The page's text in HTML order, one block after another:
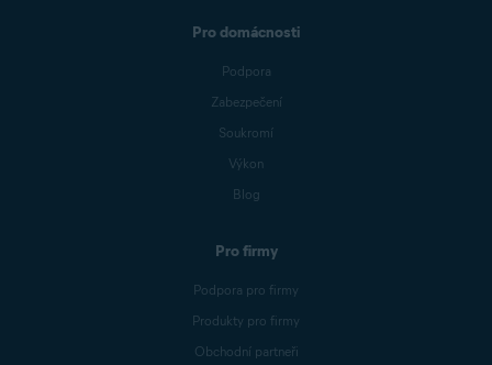
Pro domácnosti
Podpora
Zabezpečení
Soukromí
Výkon
Blog
Pro firmy
Podpora pro firmy
Produkty pro firmy
Obchodní partneři